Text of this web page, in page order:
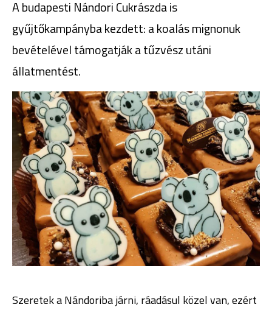
A budapesti Nándori Cukrászda is
gyűjtőkampányba kezdett: a koalás mignonuk
bevételével támogatják a tűzvész utáni
állatmentést.
Szeretek a Nándoriba járni, ráadásul közel van, ezért